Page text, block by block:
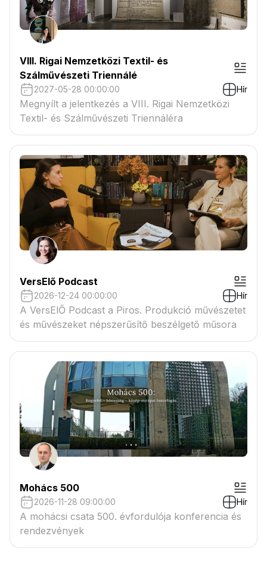
VIII. Rigai Nemzetközi Textil- és
Szálművészeti Triennálé
2027-05-28 00:00:00 Hír
Megnyílt a jelentkezés a VIII. Rigai Nemzetközi
Textil- és Szálművészeti Triennáléra
VersElő Podcast
2026-12-24 00:00:00 Hír
A VersElŐ Podcast a Piros. Produkció művészetet
és művészeket népszerűsítő beszélgető műsora
Mohács 500
2026-11-28 09:00:00 Hír
A mohácsi csata 500. évfordulója konferencia és
rendezvények